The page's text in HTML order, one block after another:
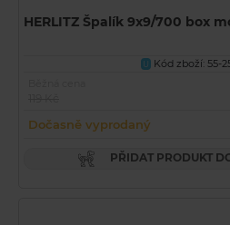
HERLITZ Špalík 9x9/700 box
U
Kód zboží: 55-
Dočasně vyprodaný
PŘIDAT PRODUKT